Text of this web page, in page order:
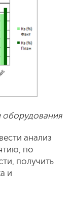
оборудования
анализ
по
получить
и